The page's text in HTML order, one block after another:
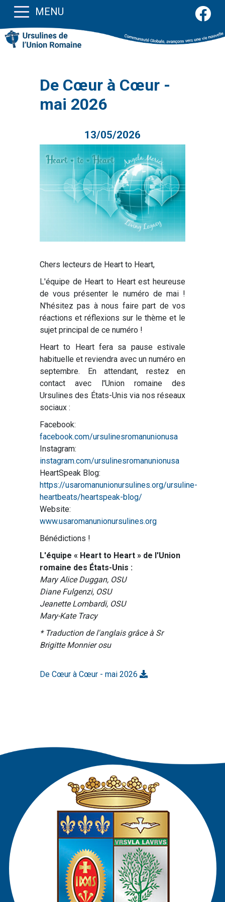
MENU
De Cœur à Cœur -
mai 2026
13/05/2026
Chers lecteurs de Heart to Heart,
L'équipe de Heart to Heart est heureuse
de vous présenter le numéro de mai !
N'hésitez pas à nous faire part de vos
réactions et réflexions sur le thème et le
sujet principal de ce numéro !
Heart to Heart fera sa pause estivale
habituelle et reviendra avec un numéro en
septembre. En attendant, restez en
contact avec l'Union romaine des
Ursulines des États-Unis via nos réseaux
sociaux :
Facebook:
facebook.com/ursulinesromanunionusa
Instagram:
instagram.com/ursulinesromanunionusa
HeartSpeak Blog:
https://usaromanunionursulines.org/ursuline-
heartbeats/heartspeak-blog/
Website:
www.usaromanunionursulines.org
Bénédictions !
L'équipe « Heart to Heart » de l'Union
romaine des États-Unis :
Mary Alice Duggan, OSU
Diane Fulgenzi, OSU
Jeanette Lombardi, OSU
Mary-Kate Tracy
* Traduction de l'anglais grâce à Sr
Brigitte Monnier osu
De Cœur à Cœur - mai 2026